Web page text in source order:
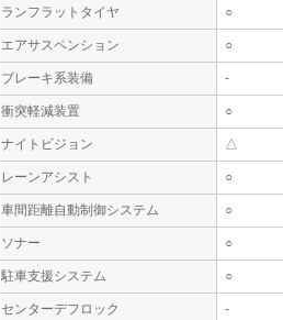
ランフラットタイヤ ○
エアサスペンション ○
ブレーキ系装備 -
衝突軽減装置 ○
ナイトビジョン △
レーンアシスト ○
車間距離自動制御システム ○
ソナー ○
駐車支援システム ○
センターデフロック -